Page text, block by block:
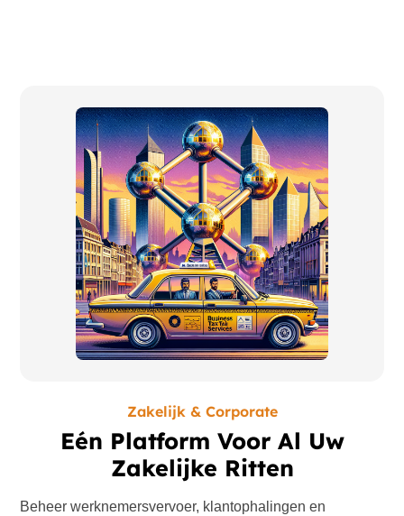
Zakelijk & Corporate
Eén Platform Voor Al Uw
Zakelijke Ritten
Beheer werknemersvervoer, klantophalingen en